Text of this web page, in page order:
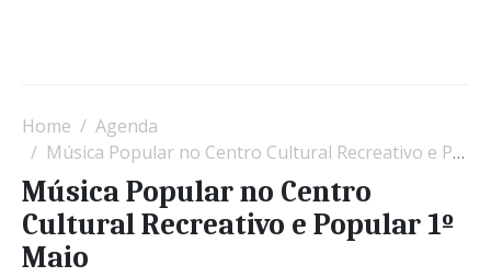
Home
Agenda
Música Popular no Centro Cultural Recreativo e Popular 1º Maio
Música Popular no Centro
Cultural Recreativo e Popular 1º
Maio